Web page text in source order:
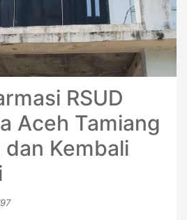
RSUD
Aceh Tamiang
dan Kembali